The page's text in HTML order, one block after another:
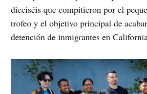
dieciséis que compitieron por el
trofeo y el objetivo principal de
detención de inmigrantes en